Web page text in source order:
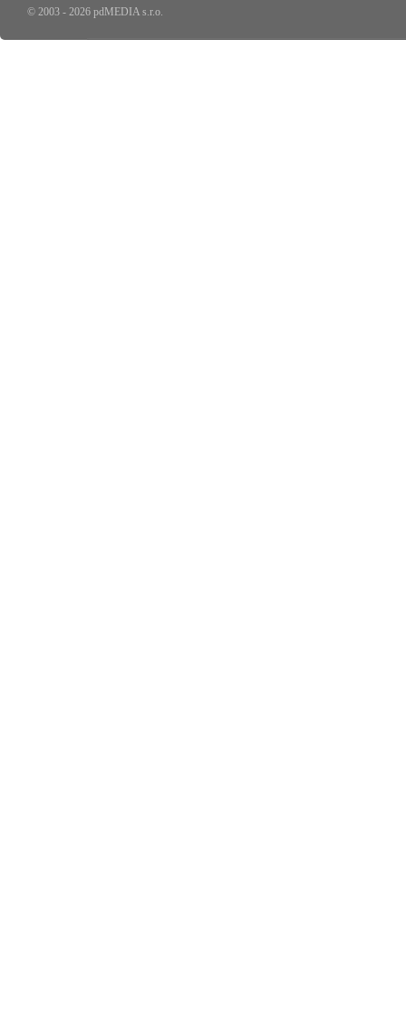
© 2003 - 2026 pdMEDIA s.r.o.